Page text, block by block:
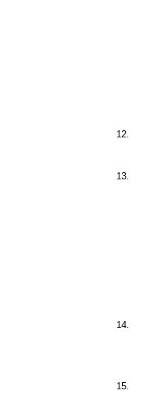
12.
13.
14.
15.